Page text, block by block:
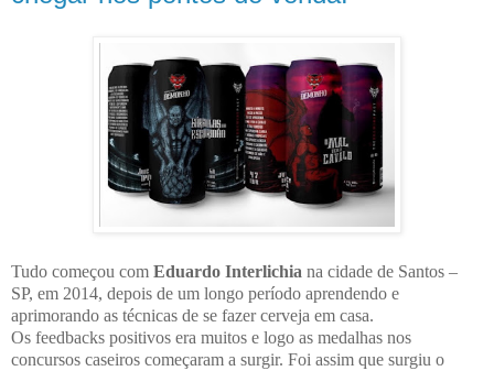
Tudo começou com Eduardo Interlichia na cidade de Santos –
SP, em 2014, depois de um longo período aprendendo e
aprimorando as técnicas de se fazer cerveja em casa.
Os feedbacks positivos era muitos e logo as medalhas nos
concursos caseiros começaram a surgir. Foi assim que surgiu o